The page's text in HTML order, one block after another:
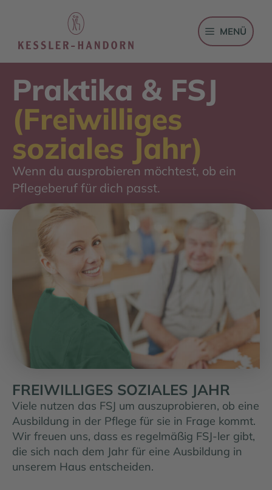
springen
MENÜ
Praktika & FSJ
(Freiwilliges
soziales Jahr)
Wenn du ausprobieren möchtest, ob ein
Pflegeberuf für dich passt.
FREIWILLIGES SOZIALES JAHR
Viele nutzen das FSJ um auszuprobieren, ob eine
Ausbildung in der Pflege für sie in Frage kommt.
Wir freuen uns, dass es regelmäßig FSJ-ler gibt,
die sich nach dem Jahr für eine Ausbildung in
unserem Haus entscheiden.